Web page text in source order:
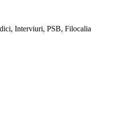
Interviuri, PSB, Filocalia